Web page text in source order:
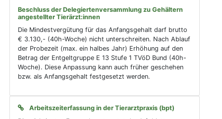
Beschluss der Delegiertenversammlung zu Gehältern
angestellter Tierärzt:innen
Die Mindestvergütung für das Anfangsgehalt darf brutto
€ 3.130,- (40h-Woche) nicht unterschreiten. Nach Ablauf
der Probezeit (max. ein halbes Jahr) Erhöhung auf den
Betrag der Entgeltgruppe E 13 Stufe 1 TVöD Bund (40h-
Woche). Diese Anpassung kann auch früher geschehen
bzw. als Anfangsgehalt festgesetzt werden.
Arbeitszeiterfassung in der Tierarztpraxis (bpt)